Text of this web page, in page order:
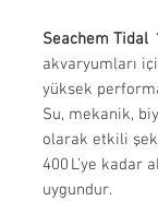
Seachem Tidal
akvaryumları
yüksek
Su, mekanik,
olarak etkili
400 L’ye kadar
uygundur.